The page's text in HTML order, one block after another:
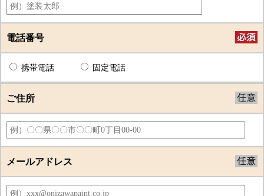
電話番号
携帯電話 固定電話
ご住所
メールアドレス